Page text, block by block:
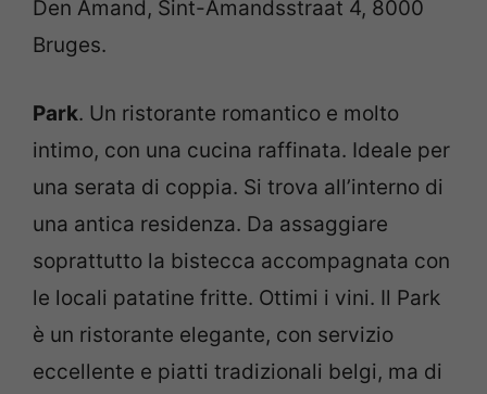
Den Amand, Sint-Amandsstraat 4, 8000
Bruges.
Park. Un ristorante romantico e molto
intimo, con una cucina raffinata. Ideale per
una serata di coppia. Si trova all’interno di
una antica residenza. Da assaggiare
soprattutto la bistecca accompagnata con
le locali patatine fritte. Ottimi i vini. Il Park
è un ristorante elegante, con servizio
eccellente e piatti tradizionali belgi, ma di